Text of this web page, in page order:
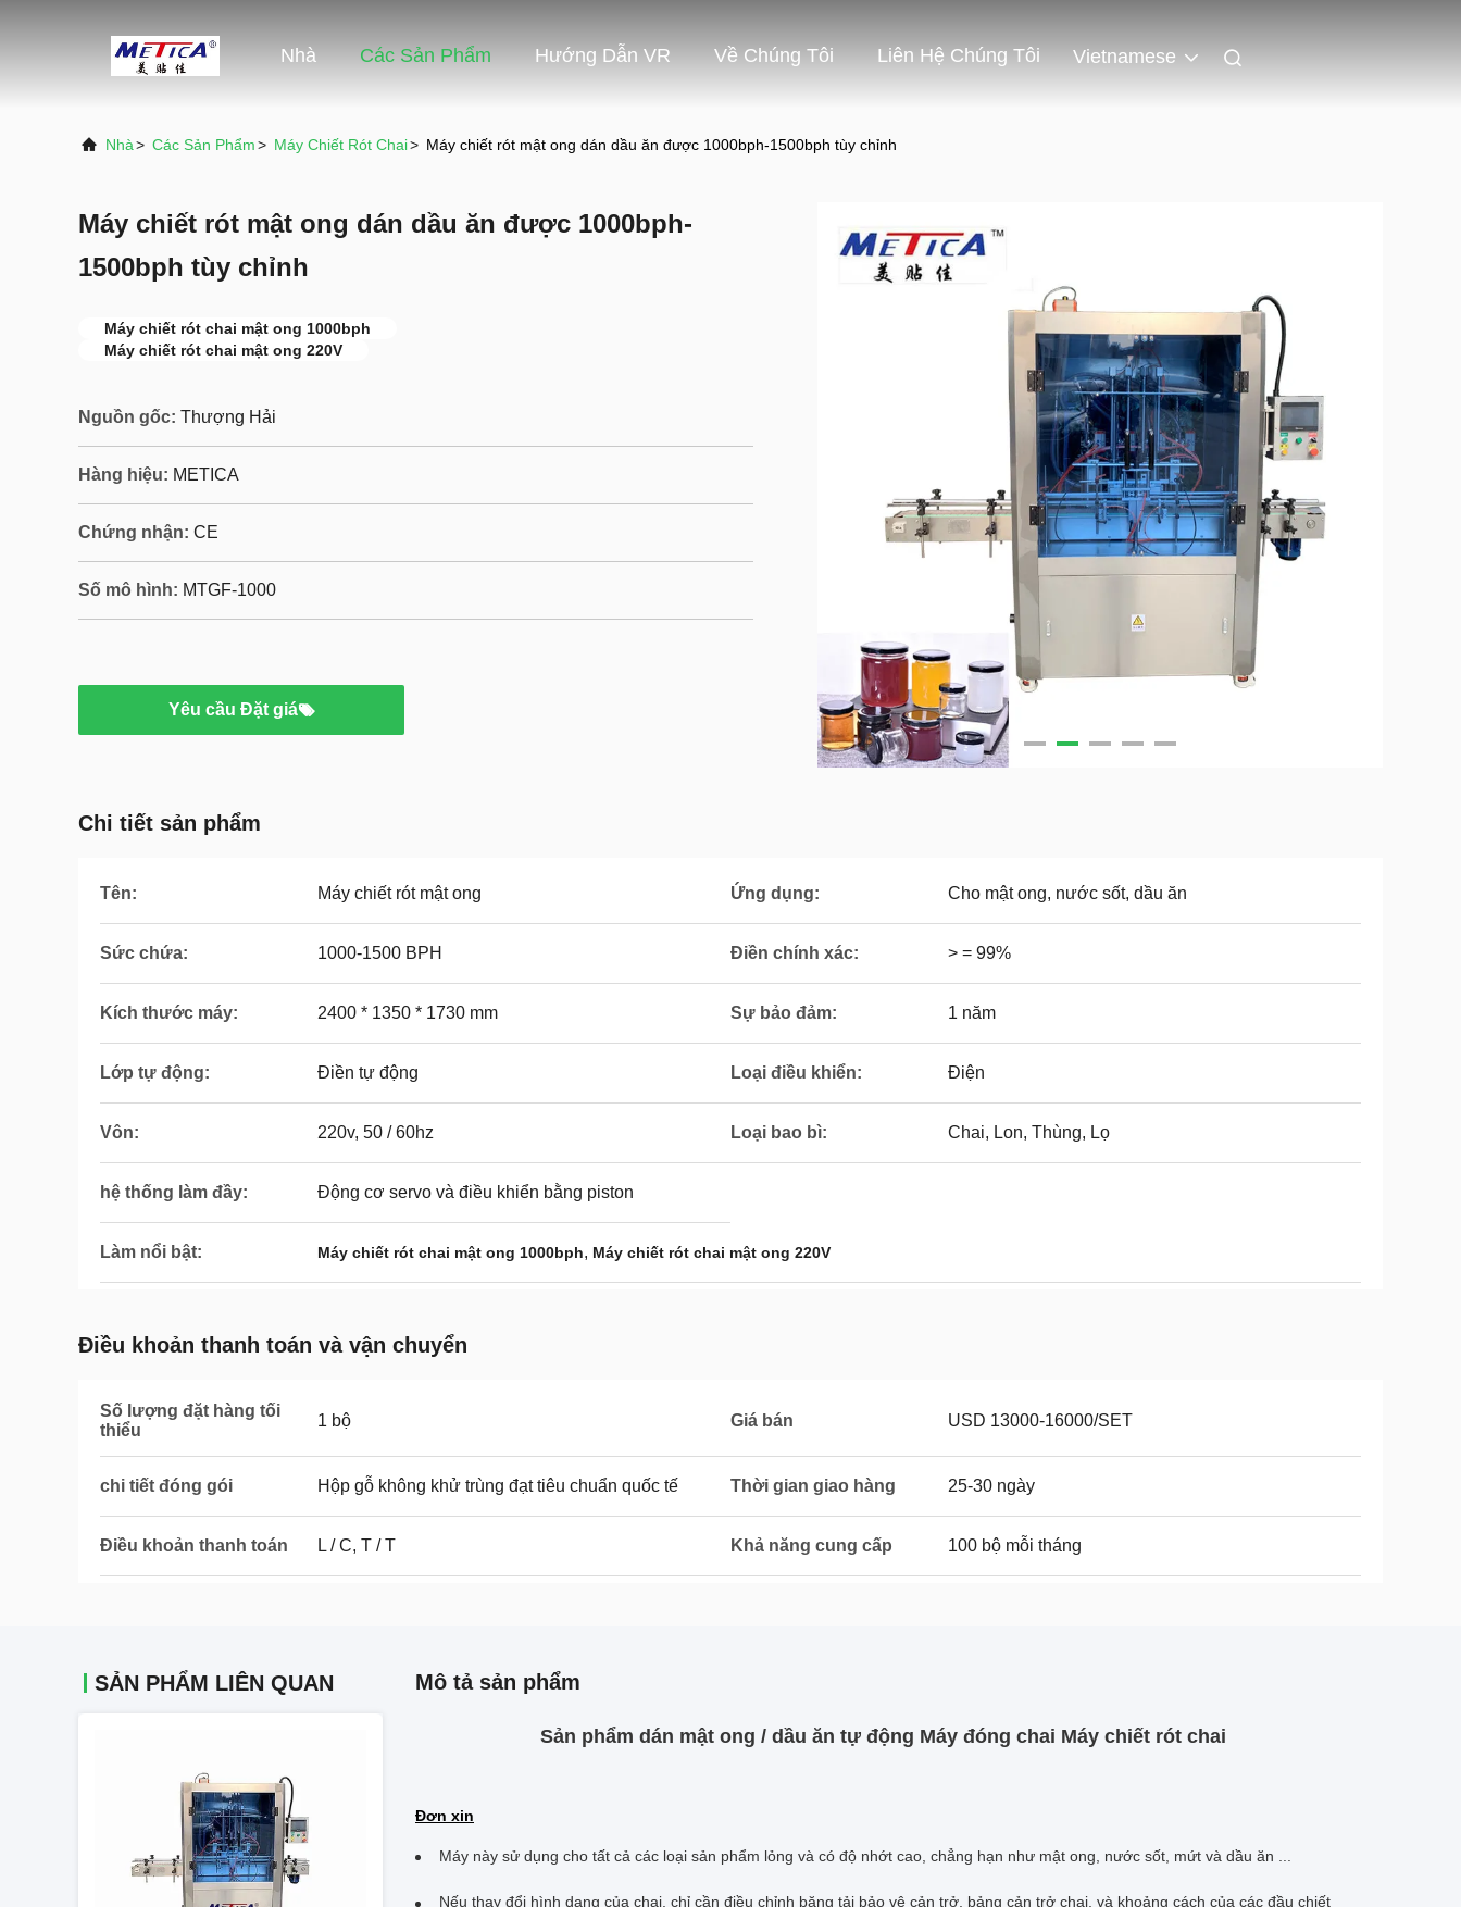
Nhà Các Sản Phẩm Hướng Dẫn VR Về Chúng Tôi Liên Hệ Chúng Tôi Vietnamese
Nhà> Các Sản Phẩm> Máy Chiết Rót Chai> Máy chiết rót mật ong dán dầu ăn được 1000bph-1500bph tùy chỉnh
Máy chiết rót mật ong dán dầu ăn được 1000bph-
1500bph tùy chỉnh
Máy chiết rót chai mật ong 1000bph
Máy chiết rót chai mật ong 220V
Nguồn gốc: Thượng Hải
Hàng hiệu: METICA
Chứng nhận: CE
Số mô hình: MTGF-1000
Yêu cầu Đặt giá
Chi tiết sản phẩm
Tên: Máy chiết rót mật ong Ứng dụng: Cho mật ong, nước sốt, dầu ăn
Sức chứa: 1000-1500 BPH Điền chính xác: > = 99%
Kích thước máy: 2400 * 1350 * 1730 mm Sự bảo đảm: 1 năm
Lớp tự động: Điền tự động Loại điều khiển: Điện
Vôn: 220v, 50 / 60hz Loại bao bì: Chai, Lon, Thùng, Lọ
hệ thống làm đầy: Động cơ servo và điều khiển bằng piston
Làm nổi bật: Máy chiết rót chai mật ong 1000bph, Máy chiết rót chai mật ong 220V
Điều khoản thanh toán và vận chuyển
Số lượng đặt hàng tối
thiểu
1 bộ Giá bán USD 13000-16000/SET
chi tiết đóng gói Hộp gỗ không khử trùng đạt tiêu chuẩn quốc tế Thời gian giao hàng 25-30 ngày
Điều khoản thanh toán L / C, T / T Khả năng cung cấp 100 bộ mỗi tháng
SẢN PHẨM LIÊN QUAN Mô tả sản phẩm
Sản phẩm dán mật ong / dầu ăn tự động Máy đóng chai Máy chiết rót chai
Đơn xin
Máy này sử dụng cho tất cả các loại sản phẩm lỏng và có độ nhớt cao, chẳng hạn như mật ong, nước sốt, mứt và dầu ăn ...
Nếu thay đổi hình dạng của chai, chỉ cần điều chỉnh băng tải bảo vệ cản trở, bảng cản trở chai, và khoảng cách của các đầu chiết